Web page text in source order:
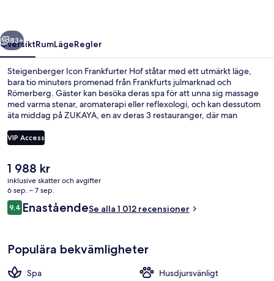
Nästa
83+
ÖversiktRumLägeRegler
Steigenberger Icon Frankfurter Hof ståtar med ett utmärkt läge,
bara tio minuters promenad från Frankfurts julmarknad och
Römerberg. Gäster kan besöka deras spa för att unna sig massage
med varma stenar, aromaterapi eller reflexologi, och kan dessutom
äta middag på ZUKAYA, en av deras 3 restauranger, där man
en bar/lounge, ett dygnet runt-öppet gym och ett fitnesscenter på
detta hotell i lyxstil. Resenärer brukar tala mycket väl om den
promenad från kollektivtrafik. Till Willy-Brandt-Platz U-Bahnstation
tar det 3 minuter att gå och till Willy-Brandt-Platz spårvagnshållplats
är det 3 minuter.
VIP Access
Det
nuvarande
priset
är
1 988 kr
1 988 kr
inklusive skatter och avgifter
6 sep. – 7 sep.
Recensioner
9,49,4 av 10,
EnaståendeSe alla 1 012 recensioner
Populära bekvämligheter
Spa
Husdjursvänligt